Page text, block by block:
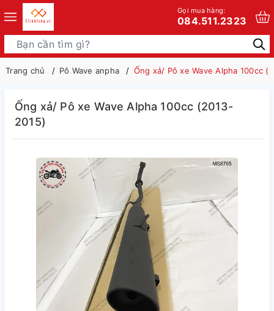
Gọi mua hàng:
084.511.2323
Trang chủ Pô Wave anpha Ống xả/ Pô xe Wave Alpha 100cc
Ống xả/ Pô xe Wave Alpha 100cc (2013-
2015)